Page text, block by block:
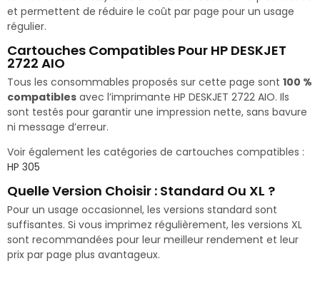
et permettent de réduire le coût par page pour un usage
régulier.
Cartouches Compatibles Pour HP DESKJET
2722 AIO
Tous les consommables proposés sur cette page sont 100 %
compatibles avec l’imprimante HP DESKJET 2722 AIO. Ils
sont testés pour garantir une impression nette, sans bavure
ni message d’erreur.
Voir également les catégories de cartouches compatibles :
HP 305
Quelle Version Choisir : Standard Ou XL ?
Pour un usage occasionnel, les versions standard sont
suffisantes. Si vous imprimez régulièrement, les versions XL
sont recommandées pour leur meilleur rendement et leur
prix par page plus avantageux.